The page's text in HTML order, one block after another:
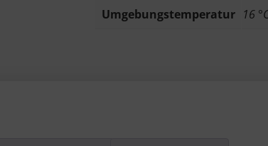
Umgebungstemperatur 16